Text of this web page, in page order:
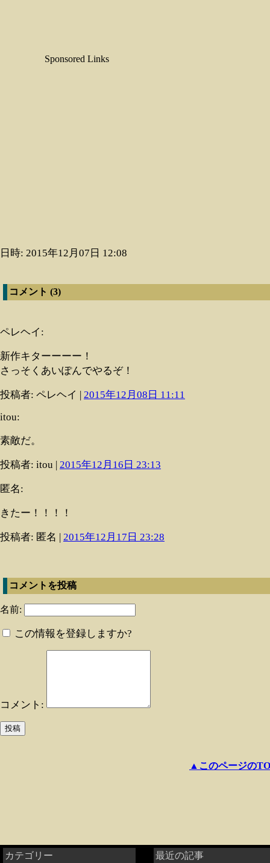
Sponsored Links
日時: 2015年12月07日 12:08
コメント (3)
ペレヘイ:
新作キターーーー！
さっそくあいぽんでやるぞ！
投稿者: ペレヘイ | 2015年12月08日 11:11
itou:
素敵だ。
投稿者: itou | 2015年12月16日 23:13
匿名:
きたー！！！！
投稿者: 匿名 | 2015年12月17日 23:28
コメントを投稿
名前:
この情報を登録しますか?
コメント:
▲このページの
カテゴリー 最近の記事